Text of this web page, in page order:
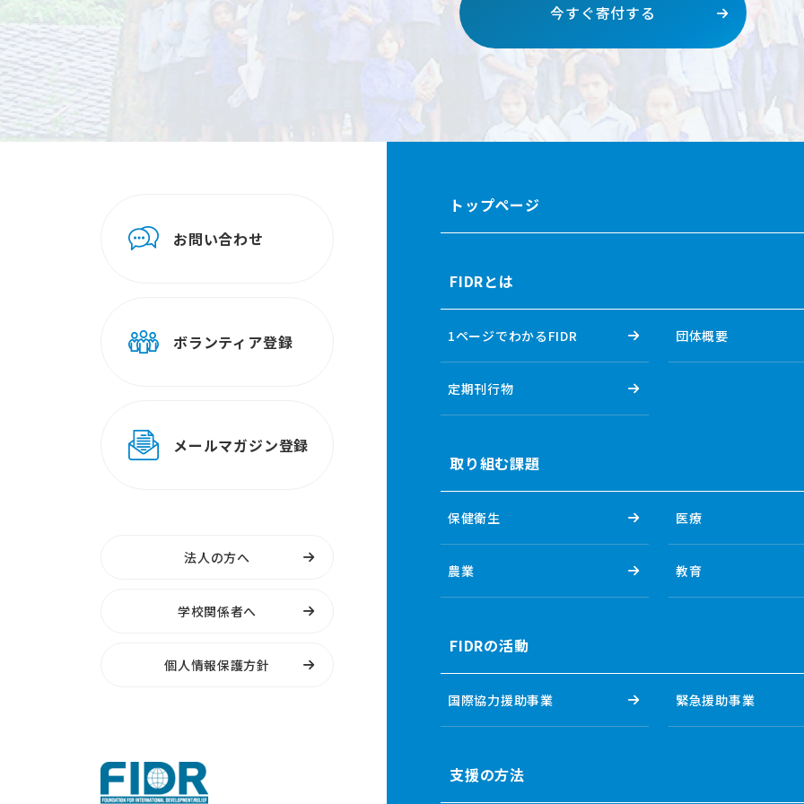
今すぐ寄付する
お問い合わせ
ボランティア登録
メールマガジン登録
法人の方へ
学校関係者へ
個人情報保護方針
トップページ
FIDRとは
1ページでわかるFIDR 団体概要
定期刊行物
取り組む課題
保健衛生 医療
農業 教育
FIDRの活動
国際協力援助事業 緊急援助事業
支援の方法